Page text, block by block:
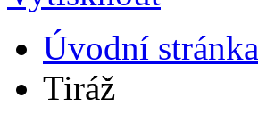
Úvodní stránka
Tiráž